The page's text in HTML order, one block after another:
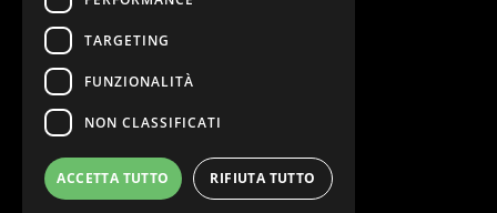
@2026 Teatro Nazionale
TARGETING
FUNZIONALITÀ
NON CLASSIFICATI
ACCETTA TUTTO RIFIUTA TUTTO